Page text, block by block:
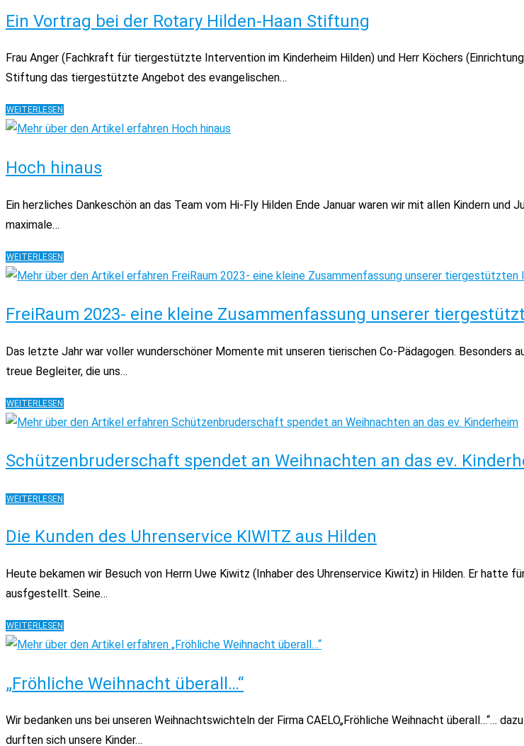
Ein Vortrag bei der Rotary Hilden-Haan Stiftung
Frau Anger (Fachkraft für tiergestützte Intervention im Kinderheim Hilden) und Herr Köchers
Stiftung das tiergestützte Angebot des evangelischen…
WEITERLESENEIN
BEI
ROTARY
STIFTUNG
Hoch hinaus
Ein herzliches Dankeschön an das Team vom Hi-Fly Hilden Ende Januar waren wir mit allen Kindern
maximale…
WEITERLESENHOCH
FreiRaum 2023- eine kleine Zusammenfassung unserer
Das letzte Jahr war voller wunderschöner Momente mit unseren tierischen Co-Pädagogen. Besonders
treue Begleiter, die uns…
WEITERLESENFREIRAUM
EINE
ZUSAMMENFASSUNG
INTERVENTION
Schützenbruderschaft spendet an Weihnachten an das ev.
WEITERLESENSCHÜTZENBRUDERSCHAFT
WEIHNACHTEN
DAS
KINDERHEIM
Die Kunden des Uhrenservice KIWITZ aus Hilden
Heute bekamen wir Besuch von Herrn Uwe Kiwitz (Inhaber des Uhrenservice Kiwitz) in Hilden. Er hatte
ausfgestellt. Seine…
WEITERLESENDIE
DES
KIWITZ
„Fröhliche Weihnacht überall…“
Wir bedanken uns bei unseren Weihnachtswichteln der Firma CAELO„Fröhliche Weihnacht überall…“…
durften sich unsere Kinder…